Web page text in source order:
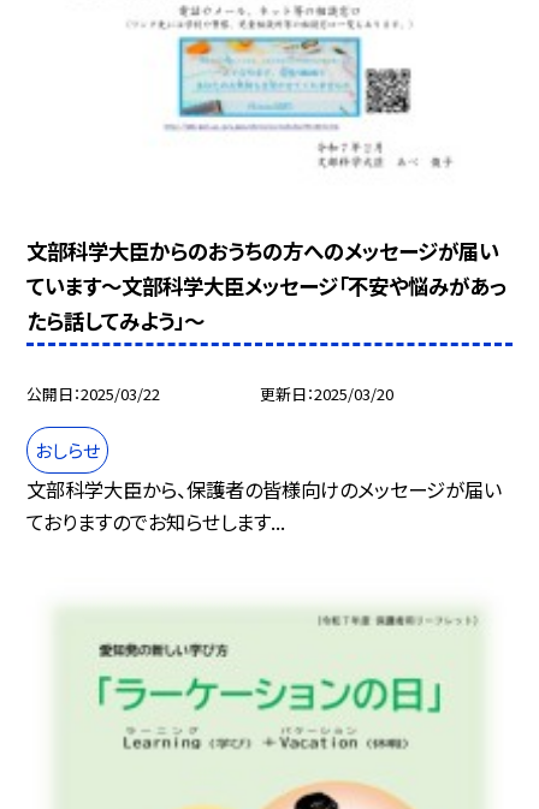
文部科学大臣からのおうちの方へのメッセージが届い
ています～文部科学大臣メッセージ「不安や悩みがあっ
たら話してみよう」～
公開日 2025/03/22 更新日 2025/03/20
おしらせ
文部科学大臣から、保護者の皆様向けのメッセージが届い
ておりますのでお知らせします...